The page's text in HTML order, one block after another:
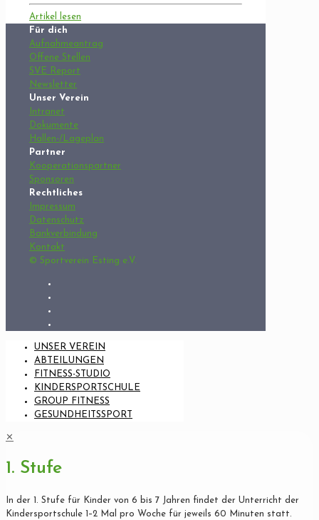
Artikel lesen
Für dich
Aufnahmeantrag
Offene Stellen
SVE Report
Newsletter
Unser Verein
Intranet
Dokumente
Hallen-/Lageplan
Partner
Kooperationspartner
Sponsoren
Rechtliches
Impressum
Datenschutz
Bankverbindung
Kontakt
© Sportverein Esting e.V.
UNSER VEREIN
ABTEILUNGEN
FITNESS-STUDIO
KINDERSPORTSCHULE
GROUP FITNESS
GESUNDHEITSSPORT
✕
1. Stufe
In der 1. Stufe für Kinder von 6 bis 7 Jahren findet der Unterricht der
Kindersportschule 1–2 Mal pro Woche für jeweils 60 Minuten statt.